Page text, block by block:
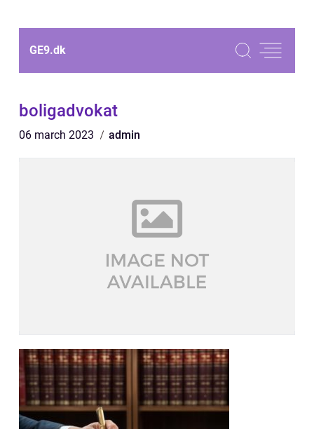
GE9.dk
boligadvokat
06 march 2023 admin